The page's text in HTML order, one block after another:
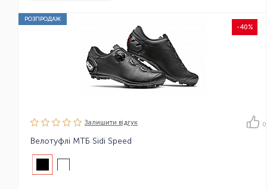
РОЗПРОДАЖ
-40%
Залишити вiдгук 0
Велотуфлі МТБ Sidi Speed